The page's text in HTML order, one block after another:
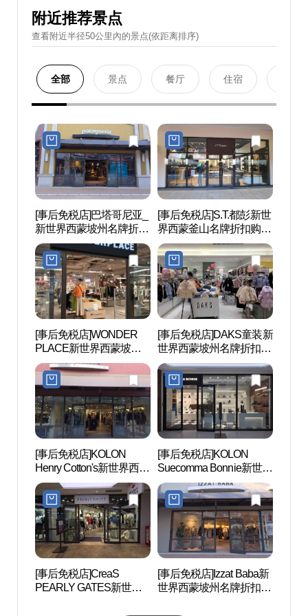
附近推荐景点
查看附近半径50公里內的景点(依距离排序)
全部 景点 餐厅 住宿
[事后免税店]巴塔哥尼亚_
新世界西蒙坡州名牌折扣
购物中心(파타고니아 신
세계사이먼프리미엄아울
렛 파주점)
[事后免税店]S.T.都彭新世
界西蒙釜山名牌折扣购物
中心坡州店(에스티듀퐁
신세계사이먼프리미엄아
울렛 파주점)
[事后免税店]WONDER
PLACE新世界西蒙坡州
名牌折扣购物中心(원더
플레이스 신세계사이먼
프리미엄아울렛 파주점)
[事后免税店]DAKS童装新
世界西蒙坡州名牌折扣购
物中心(닥스키즈 신세계
사이먼프리미엄아울렛
파주점)
[事后免税店]KOLON
Henry Cotton's新世界西蒙
坡州名牌折扣购物中心
(헨리코튼 신세계사이먼
프리미엄아울렛 파주점)
[事后免税店]KOLON
Suecomma Bonnie新世界
西蒙坡州名牌折扣购物中
心(슈콤마보니 신세계사
이먼프리미엄아울렛 파
주점)
[事后免税店]CreaS
PEARLY GATES新世界
[事后免税店]Izzat Baba新
世界西蒙坡州名牌折扣购